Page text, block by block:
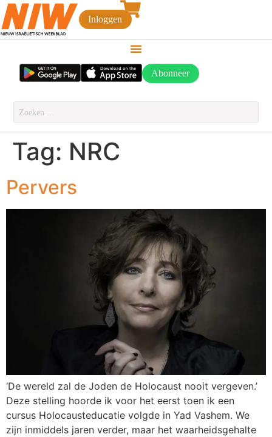
Inloggen
Abonneer
Tag: NRC
Pervers
‘De wereld zal de Joden de Holocaust nooit vergeven.’
Deze stelling hoorde ik voor het eerst toen ik een
cursus Holocausteducatie volgde in Yad Vashem. We
zijn inmiddels jaren verder, maar het waarheidsgehalte